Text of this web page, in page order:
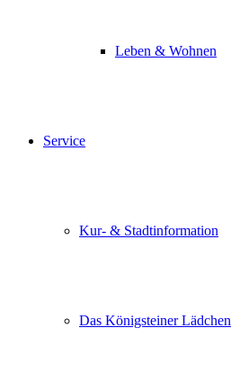
Leben & Wohnen
Service
Kur- & Stadtinformation
Das Königsteiner Lädchen